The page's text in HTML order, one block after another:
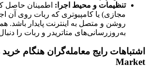
تنظیمات و محیط اجرا:
مجازی) یا کامپیوتری که ربات روی آن
روشن و متصل به اینترنت پایدار باشد.
به‌روزرسانی‌های متاتریدر و ربات را
Market